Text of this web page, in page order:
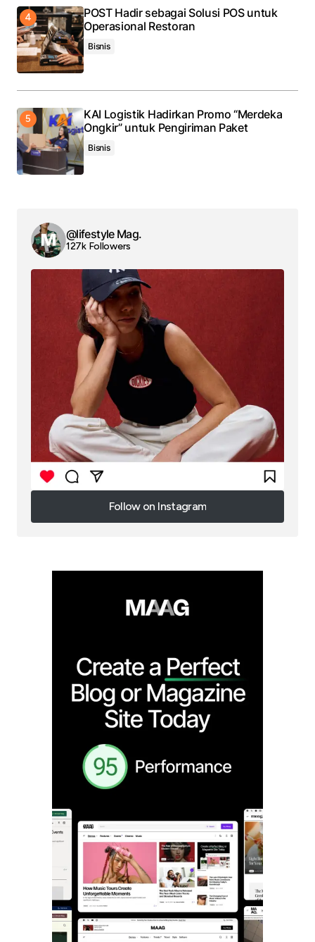
POST Hadir sebagai Solusi POS untuk
Operasional Restoran
Bisnis
KAI Logistik Hadirkan Promo “Merdeka
Ongkir” untuk Pengiriman Paket
Bisnis
@lifestyle Mag.
127k Followers
Follow on Instagram
Follow on Instagram